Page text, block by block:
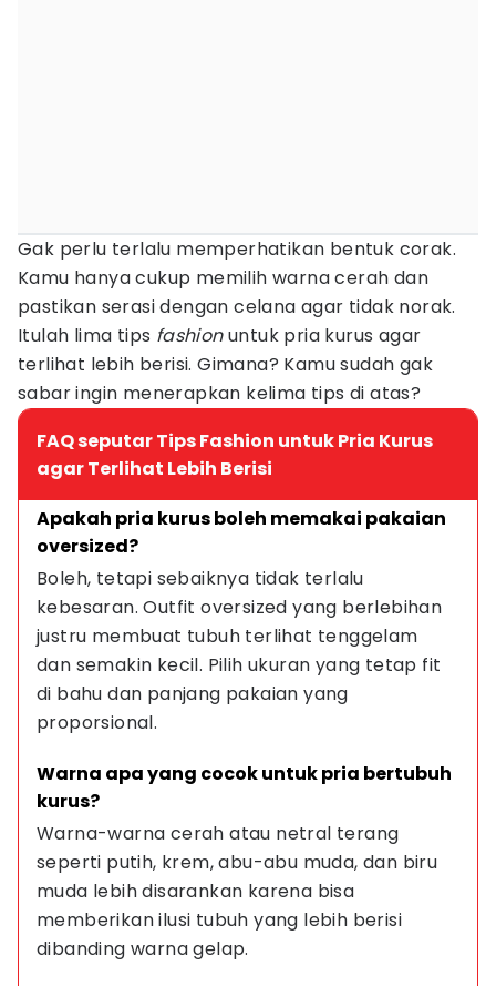
Gak perlu terlalu memperhatikan bentuk corak.
Kamu hanya cukup memilih warna cerah dan
pastikan serasi dengan celana agar tidak norak.
Itulah lima tips fashionuntuk pria kurus agar
terlihat lebih berisi. Gimana? Kamu sudah gak
sabar ingin menerapkan kelima tips di atas?
FAQ seputar Tips Fashion untuk Pria Kurus
agar Terlihat Lebih Berisi
Apakah pria kurus boleh memakai pakaian
oversized?
Boleh, tetapi sebaiknya tidak terlalu
kebesaran. Outfit oversized yang berlebihan
justru membuat tubuh terlihat tenggelam
dan semakin kecil. Pilih ukuran yang tetap fit
di bahu dan panjang pakaian yang
proporsional.
Warna apa yang cocok untuk pria bertubuh
kurus?
Warna-warna cerah atau netral terang
seperti putih, krem, abu-abu muda, dan biru
muda lebih disarankan karena bisa
memberikan ilusi tubuh yang lebih berisi
dibanding warna gelap.